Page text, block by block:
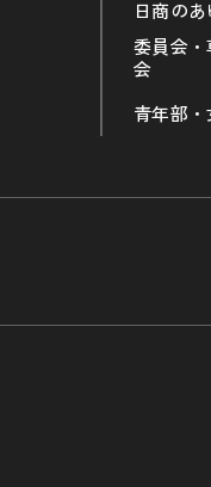
日商の
委員会・
会
青年部